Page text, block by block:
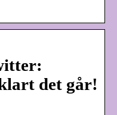
det går!